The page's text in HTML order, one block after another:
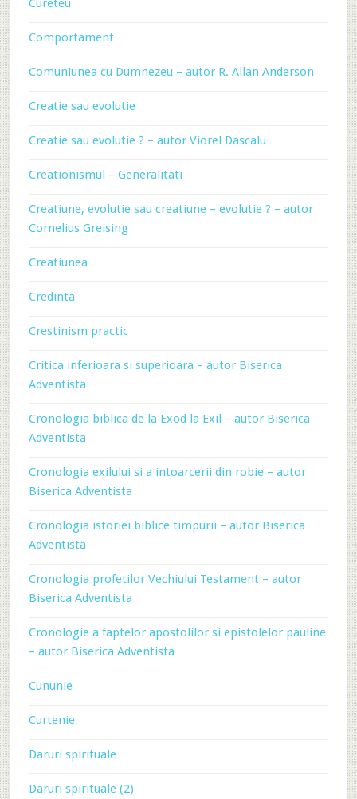
Cureteu
Comportament
Comuniunea cu Dumnezeu – autor R. Allan Anderson
Creatie sau evolutie
Creatie sau evolutie ? – autor Viorel Dascalu
Creationismul – Generalitati
Creatiune, evolutie sau creatiune – evolutie ? – autor
Cornelius Greising
Creatiunea
Credinta
Crestinism practic
Critica inferioara si superioara – autor Biserica
Adventista
Cronologia biblica de la Exod la Exil – autor Biserica
Adventista
Cronologia exilului si a intoarcerii din robie – autor
Biserica Adventista
Cronologia istoriei biblice timpurii – autor Biserica
Adventista
Cronologia profetilor Vechiului Testament – autor
Biserica Adventista
Cronologie a faptelor apostolilor si epistolelor pauline
– autor Biserica Adventista
Cununie
Curtenie
Daruri spirituale
Daruri spirituale (2)